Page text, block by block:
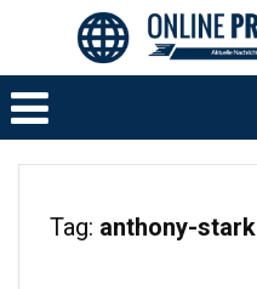
Tag: anthony-stark